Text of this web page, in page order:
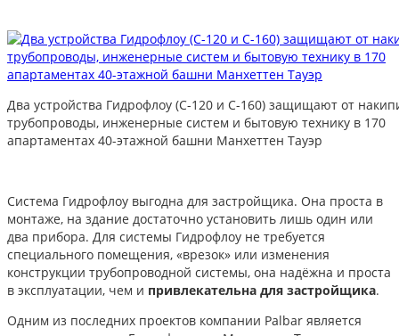
Два устройства Гидрофлоу (С-120 и С-160) защищают от
трубопроводы, инженерные систем и бытовую технику в 170
апартаментах 40-этажной башни Манхеттен Тауэр
Система Гидрофлоу выгодна для застройщика. Она проста в
монтаже, на здание достаточно установить лишь один или
два прибора. Для системы Гидрофлоу не требуется
специального помещения, «врезок» или изменения
конструкции трубопроводной системы, она надёжна и проста
в эксплуатации, чем и привлекательна для застройщика.
Одним из последних проектов компании Palbar является